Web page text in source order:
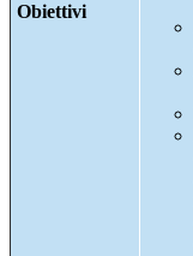
Obiettivi